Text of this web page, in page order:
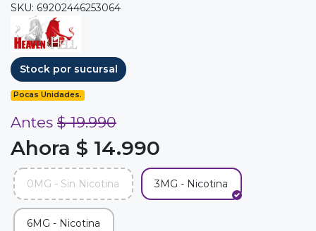
SKU: 69202446253064
Stock por sucursal
Pocas Unidades.
Antes $ 19.990
Ahora $ 14.990
0MG - Sin Nicotina 3MG - Nicotina
6MG - Nicotina